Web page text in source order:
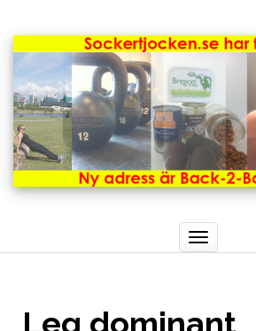
Toggle
navigation
Leg dominant